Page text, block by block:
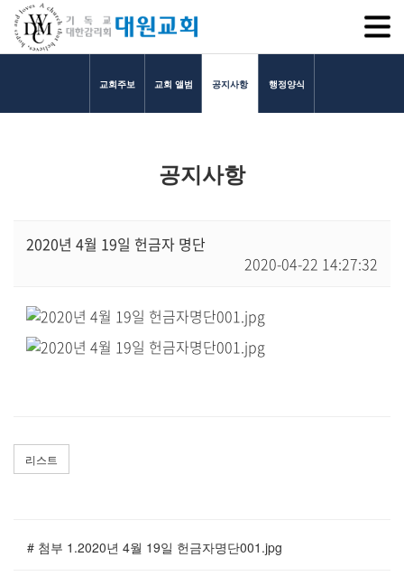
연혁
2010~2019
2020~2023
사역자
장로
금광동-은행동
교회주보 교회 앨범 공지사항 행정양식
공지사항
2020년 4월 19일 헌금자 명단
2020-04-22 14:27:32
리스트
# 첨부 1.2020년 4월 19일 헌금자명단001.jpg